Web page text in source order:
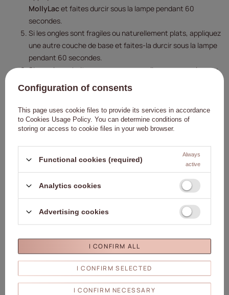
MollyLacet faites durcir sous la lampe pendant 60
secondes.
Si les ongles sont fragiles ou naturellement plats, appliquez
une autre couche de base et faites-la durcir sous la lampe
pendant 60 secondes.
Si vous le souhaitez, vous pouvez appliquer une couleur ou
des décorations.
Recouvrez la manucure d'un top coat hybride, par exemple
le Doctor Top MollyLac.
Temps de durcissement :Lampe LED/UV 48 W - 60 sec.
Configuration of consents
This page uses cookie files to provide its services in accordance
to Cookies Usage Policy. You can determine conditions of
storing or access to cookie files in your web browser.
Functional cookies (required)
Always
active
Analytics cookies
Advertising cookies
I CONFIRM SELECTED
I CONFIRM NECESSARY
I CONFIRM ALL